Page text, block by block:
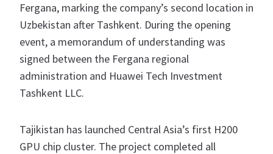
Fergana, marking the company’s second location in
Uzbekistan after Tashkent. During the opening
event, a memorandum of understanding was
signed between the Fergana regional
administration and Huawei Tech Investment
Tashkent LLC.
Tajikistan has launched Central Asia’s first H200
GPU chip cluster. The project completed all